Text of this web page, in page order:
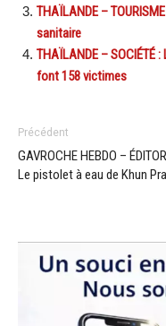
THAÏLANDE –
sanitaire
THAÏLANDE – SOCIÉTÉ
font 158 victimes
Précédent
GAVROCHE HEBDO –
Le pistolet à eau de Khun